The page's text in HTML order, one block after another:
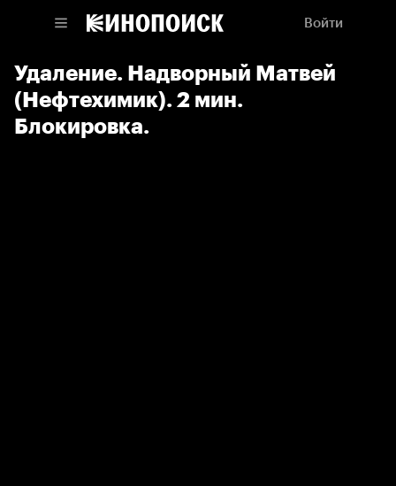
Войти
Удаление. Надворный Матвей
(Нефтехимик). 2 мин.
Блокировка.